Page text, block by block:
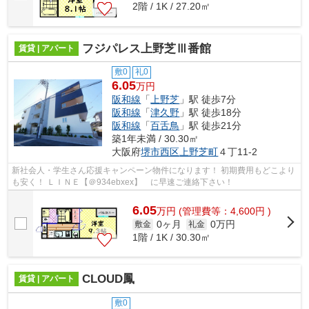
2階 / 1K / 27.20㎡
賃貸 | アパート フジパレス上野芝Ⅲ番館
敷0 礼0
6.05万円
阪和線 「上野芝 」駅 徒歩7分
阪和線 「津久野 」駅 徒歩18分
阪和線 「百舌鳥 」駅 徒歩21分
築1年未満 / 30.30㎡
大阪府堺市西区上野芝町４丁11-2
新社会人・学生さん応援キャンペーン物件になります！ 初期費用もどこより
も安く！ ＬＩＮＥ【＠934ebxex】 に早速ご連絡下さい！
6.05万円 (管理費等：4,600円 )
敷金 0ヶ月 礼金 0万円
1階 / 1K / 30.30㎡
賃貸 | アパート CLOUD鳳
敷0